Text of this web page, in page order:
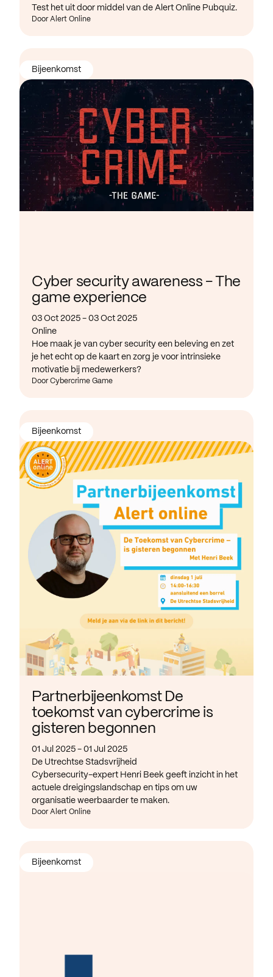
Test het uit door middel van de Alert Online Pubquiz.
Door Alert Online
Cyber security awareness - The
game experience
03 Oct 2025 - 03 Oct 2025
Online
Hoe maak je van cyber security een beleving en zet
je het echt op de kaart en zorg je voor intrinsieke
motivatie bij medewerkers?
Door Cybercrime Game
Bijeenkomst
Partnerbijeenkomst De
toekomst van cybercrime is
gisteren begonnen
01 Jul 2025 - 01 Jul 2025
De Utrechtse Stadsvrijheid
Cybersecurity-expert Henri Beek geeft inzicht in het
actuele dreigingslandschap en tips om uw
organisatie weerbaarder te maken.
Door Alert Online
Bijeenkomst
Bijeenkomst